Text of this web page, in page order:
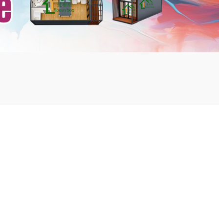
mbshou
se.com